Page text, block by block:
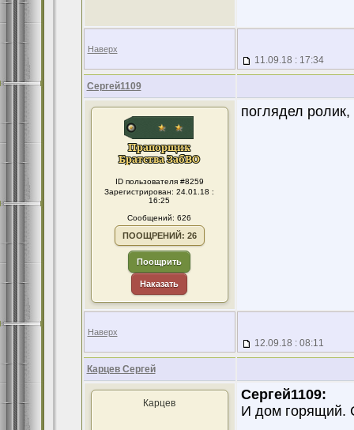
Наверх
11.09.18 : 17:34
Сергей1109
ID пользователя #8259
Зарегистрирован: 24.01.18 :
16:25
Сообщений: 626
ПООЩРЕНИЙ: 26
Поощрить
Наказать
поглядел
Наверх
12.09.18 : 08:11
Карцев Сергей
Карцев
Сергей1109:
И дом горящий.